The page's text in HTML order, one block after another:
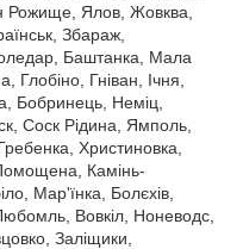
Рожище, Ялов, Жовква,
Збараж,
Баштанка, Мала
Гніван, Ічня,
Бобринець, Неміц,
Соск Рідина, Ямполь,
Христиновка,
Камінь-
Мар'їнка, Болєхів,
Вовкіл, Ноневодс,
Заліщики,